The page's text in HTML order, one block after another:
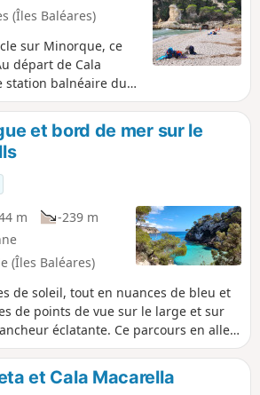
au loin, au
(Îles Baléares)
sur Minorque, ce
départ de Cala
station balnéaire du
découvrirez
belles plages et
: Cala Mitjana, Cala
Binigaus. Difficile de
et au sable
les bras. Pour
se fait par le
(GR® 223),
qui fait le tour
du parcours se
: impossible de
et bord de mer sur le
m
-239 m
(Îles Baléares)
de soleil, tout en nuances de bleu et
de points de vue sur le large et sur
éclatante. Ce parcours en aller-
Cavalls (GR®223), à travers la
particulière, avec peu dénivelé, est
la baignade.
et Cala Macarella